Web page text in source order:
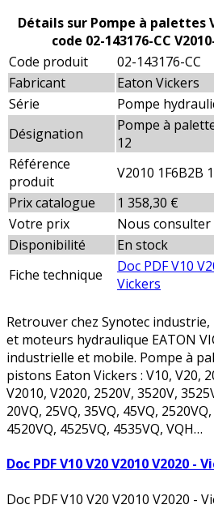
Détails sur Pompe à palettes
code 02-143176-CC
Code produit
02-143176-CC
Fabricant
Eaton Vickers
Série
Pompe
Désignation
Pompe à
12
Référence
produit
V2010 1F6B2B
Prix catalogue
1 358,30 €
Votre prix
Nous consulter
Disponibilité
En stock
Fiche technique
Doc PDF V10
Vickers
Retrouver chez Synotec
et moteurs hydraulique EATON
industrielle et mobile. Pompe à
pistons Eaton Vickers : V10, V20,
V2010, V2020, 2520V, 3520V,
20VQ, 25VQ, 35VQ, 45VQ,
4520VQ, 4525VQ, 4535VQ, VQH…
Doc PDF V10 V20 V2010 V2020 -
Doc PDF V10 V20 V2010 V2020 -